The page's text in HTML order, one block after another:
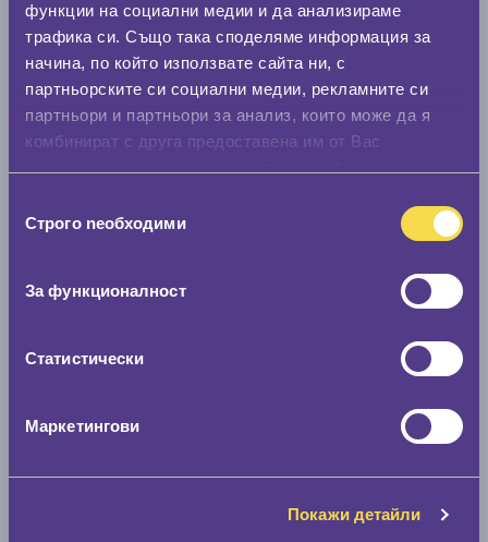
функции на социални медии и да анализираме
трафика си. Също така споделяме информация за
начина, по който използвате сайта ни, с
партньорските си социални медии, рекламните си
партньори и партньори за анализ, които може да я
комбинират с друга предоставена им от Вас
наСтрого nеобходими
За функционалност
Статистически
Маркетингови
Покажи детайли
Стар размер
По марка автомобил